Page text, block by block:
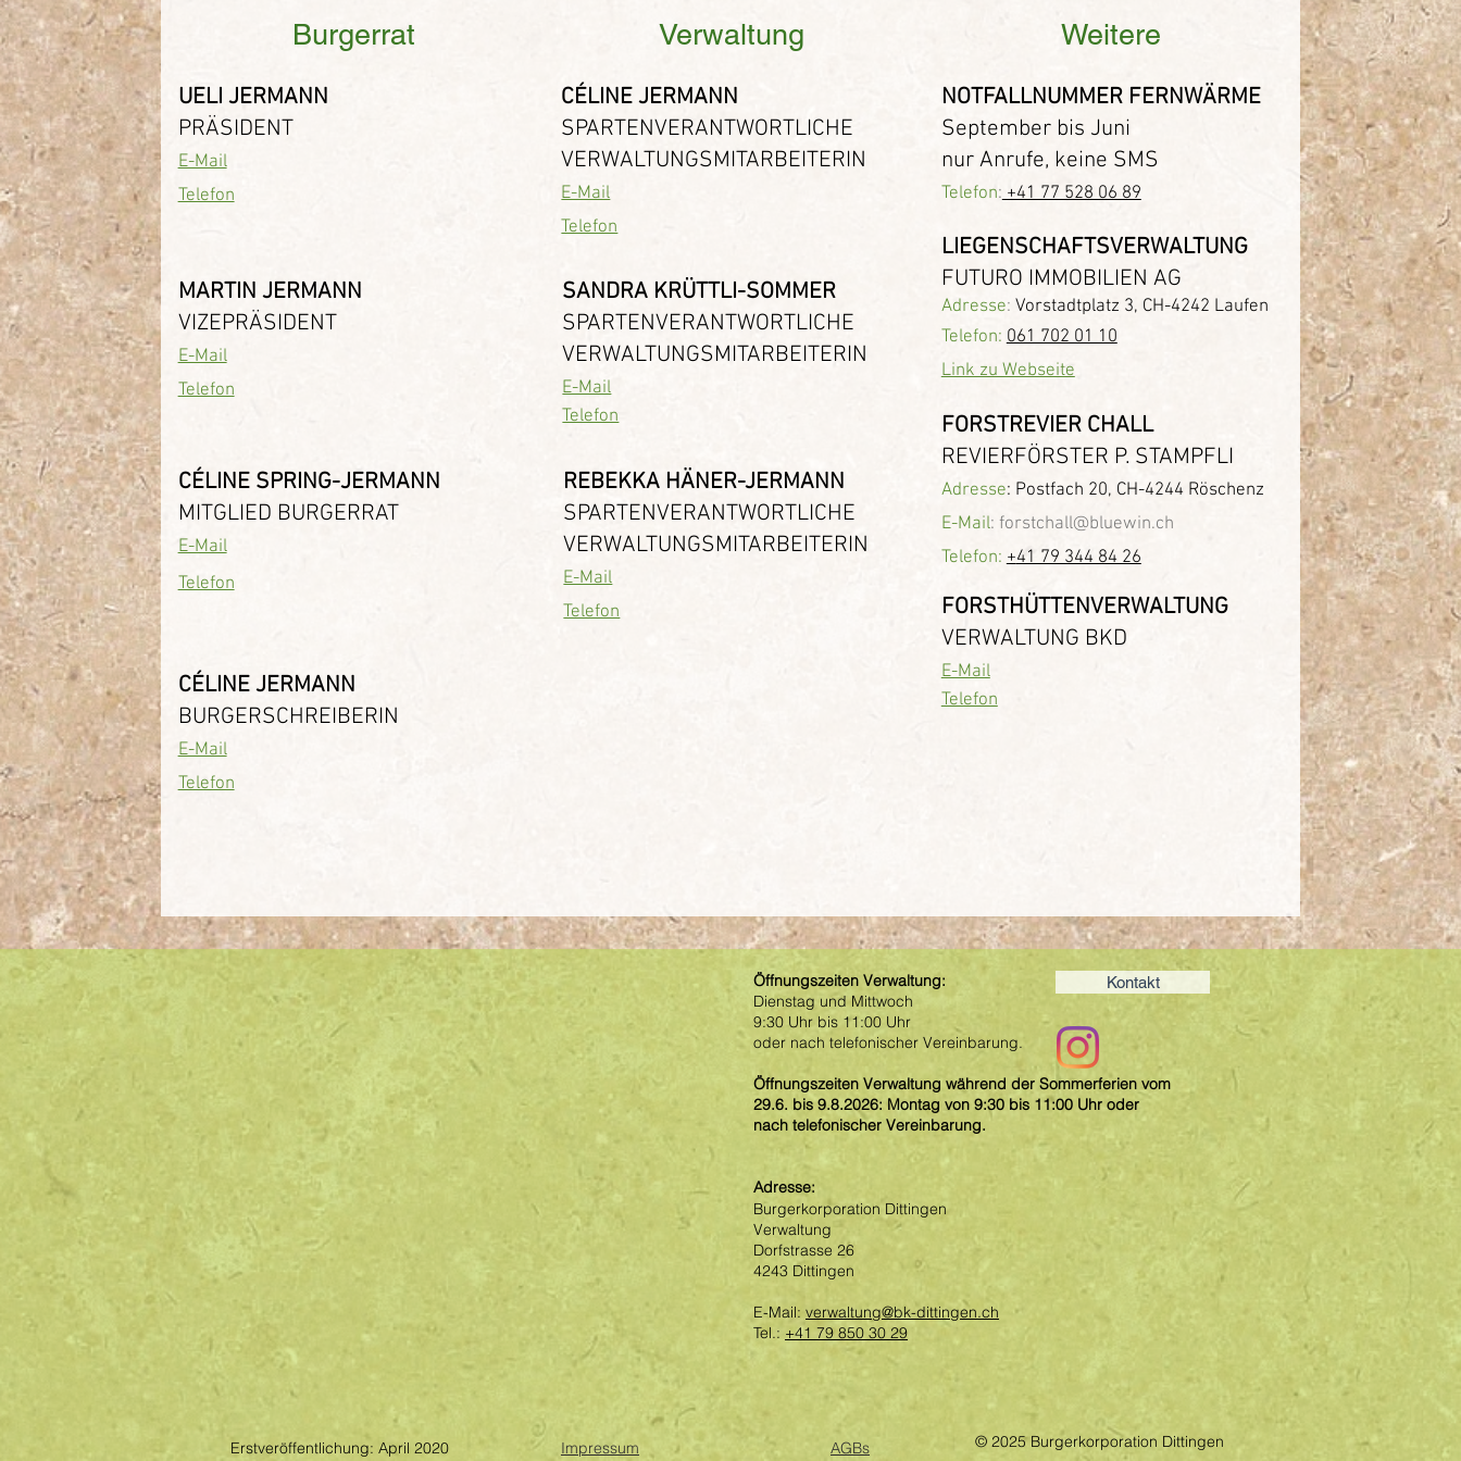
Burgerrat
UELI JERMANN
PRÄSIDENT
E-Mail
Telefon
MARTIN JERMANN
VIZEPRÄSIDENT
E-Mail
Telefon
CÉLINE SPRING-JERMANN
MITGLIED BURGERRAT
E-Mail
Telefon
CÉLINE JERMANN
BURGERSCHREIBERIN
E-Mail
Telefon
Verwaltung
CÉLINE JERMANN
SPARTENVERANTWORTLICHE
VERWALTUNGSMITARBEITERIN
E-Mail
Telefon
SANDRA KRÜTTLI-SOMMER
SPARTENVERANTWORTLICHE
VERWALTUNGSMITARBEITERIN
E-Mail
Telefon
REBEKKA HÄNER-JERMANN
SPARTENVERANTWORTLICHE
VERWALTUNGSMITARBEITERIN
E-Mail
Telefon
Weitere
NOTFALLNUMMER FERNWÄRME
September bis Juni
nur Anrufe, keine SMS
Telefon:+41 77 528 06 89
LIEGENSCHAFTSVERWALTUNG
FUTURO IMMOBILIEN AG
Adresse: Vorstadtplatz 3, CH-4242 Laufen
Telefon: 061 702 01 10
Link zu Webseite
FORSTREVIER CHALL
REVIERFÖRSTER P. STAMPFLI
Adresse: Postfach 20, CH-4244 Röschenz
E-Mail: forstchall@bluewin.ch
Telefon:+41 79 344 84 26
FORSTHÜTTENVERWALTUNG
VERWALTUNG BKD
E-Mail
Telefon
Öffnungszeiten Verwaltung:
Dienstag und Mittwoch
9:30 Uhr bis 11:00 Uhr
oder nach telefonischer Vereinbarung.
Öffnungszeiten Verwaltung während der Sommerferien vom
29.6. bis 9.8.2026: Montag von 9:30 bis 11:00 Uhr oder
nach telefonischer Vereinbarung.
Adresse:
Burgerkorporation Dittingen
Verwaltung
Dorfstrasse 26
4243 Dittingen
E-Mail: verwaltung@bk-dittingen.ch
Tel.: +41 79 850 30 29
Kontakt
Erstveröffentlichung: April 2020 Impressum AGBs © 2025 Burgerkorporation Dittingen